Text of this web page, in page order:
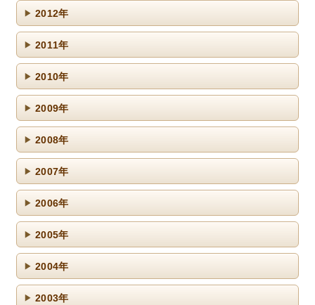
2012年
2011年
2010年
2009年
2008年
2007年
2006年
2005年
2004年
2003年